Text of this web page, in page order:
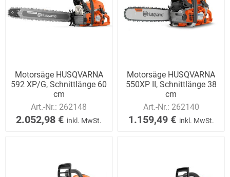
Motorsäge HUSQVARNA
592 XP/G, Schnittlänge 60
cm
Art.-Nr.: 262148
2.052,98 € inkl. MwSt.
Motorsäge HUSQVARNA
550XP II, Schnittlänge 38
cm
Art.-Nr.: 262140
1.159,49 € inkl. MwSt.